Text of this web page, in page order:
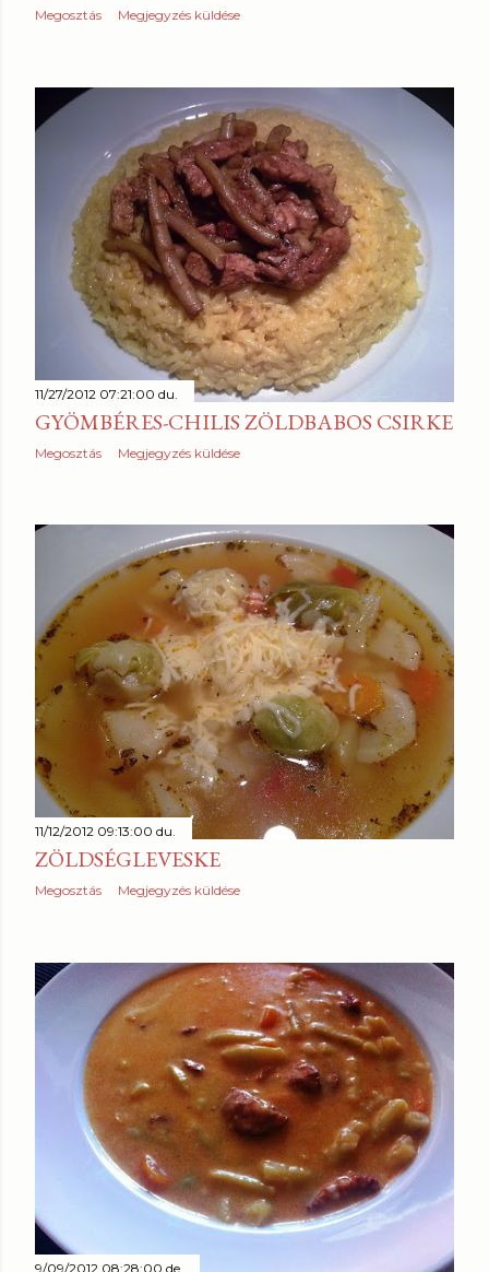
Megosztás Megjegyzés küldése
11/27/2012 07:21:00 du.
GYÖMBÉRES-CHILIS ZÖLDBABOS CSIRKE
Megosztás Megjegyzés küldése
11/12/2012 09:13:00 du.
ZÖLDSÉGLEVESKE
Megosztás Megjegyzés küldése
9/09/2012 08:28:00 de.